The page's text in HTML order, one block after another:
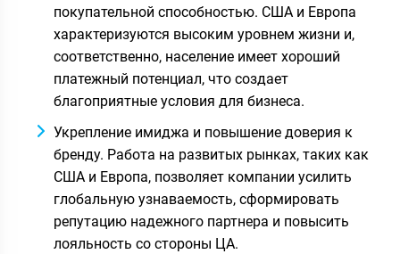
покупательной способностью. США и Европа
характеризуются высоким уровнем жизни и,
соответственно, население имеет хороший
платежный потенциал, что создает
благоприятные условия для бизнеса.
Укрепление имиджа и повышение доверия к
бренду. Работа на развитых рынках, таких как
США и Европа, позволяет компании усилить
глобальную узнаваемость, сформировать
репутацию надежного партнера и повысить
лояльность со стороны ЦА.